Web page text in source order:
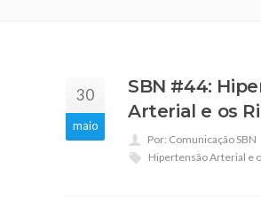
30
maio
SBN #44:
Arterial e os
Por: Comunicação SBN
Hipertensão Arterial e